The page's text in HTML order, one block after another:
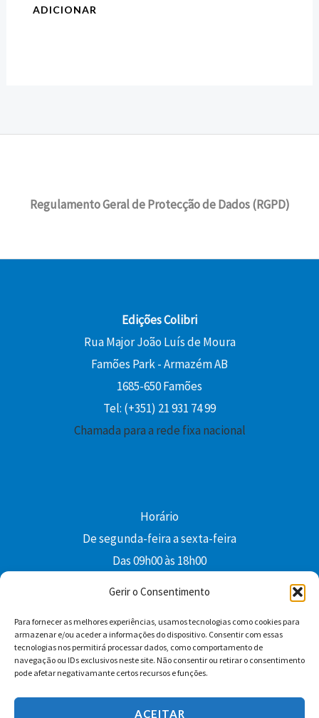
Gerir o Consentimento
Para fornecer as melhores experiências, usamos tecnologias como cookies para
armazenar e/ou aceder a informações do dispositivo. Consentir com essas
tecnologias nos permitirá processar dados, como comportamento de
navegação ou IDs exclusivos neste site. Não consentir ou retirar o consentimento
pode afetar negativamante certos recursos e funções.
ACEITAR
ADICIONAR
Regulamento Geral de Protecção de Dados (RGPD)
Edições Colibri
Rua Major João Luís de Moura
Famões Park - Armazém AB
1685-650 Famões
Tel: (+351) 21 931 74 99
Chamada para a rede fixa nacional
Horário
De segunda-feira a sexta-feira
Das 09h00 às 18h00
Facebook YouTube Instagram
Whatsapp
Condições Gerais de Venda